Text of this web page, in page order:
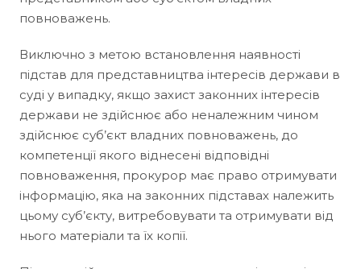
повноважень.
Виключно з метою встановлення наявності
підстав для представництва інтересів держави в
суді у випадку, якщо захист законних інтересів
держави не здійснює або неналежним чином
здійснює суб’єкт владних повноважень, до
компетенції якого віднесені відповідні
повноваження, прокурор має право отримувати
інформацію, яка на законних підставах належить
цьому суб’єкту, витребовувати та отримувати від
нього матеріали та їх копії.